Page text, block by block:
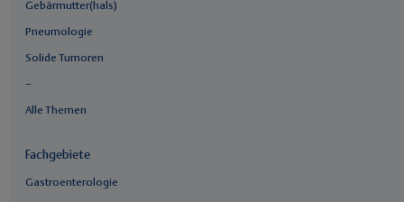
Gebärmutter(hals)
Pneumologie
Solide Tumoren
–
Alle Themen
Fachgebiete
Gastroenterologie